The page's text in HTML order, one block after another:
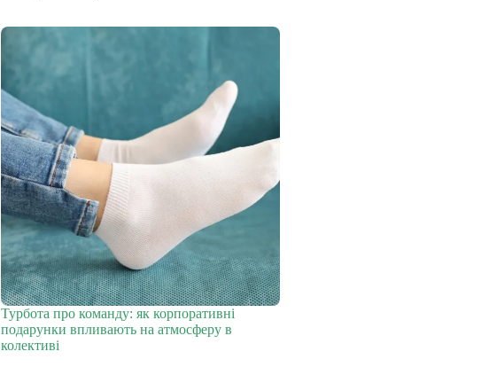
Турбота про команду: як корпоративні
подарунки впливають на атмосферу в
колективі